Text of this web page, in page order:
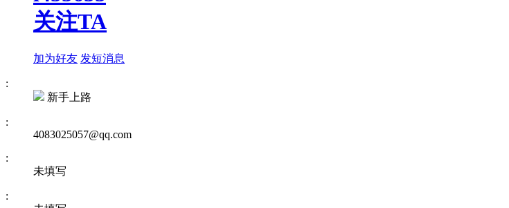
关注TA
加为好友 发短消息
:
新手上路
:
4083025057@qq.com
:
未填写
: